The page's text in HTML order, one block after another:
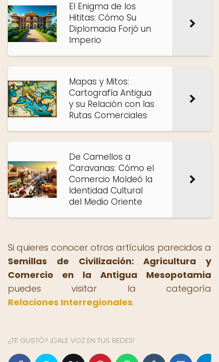
El Enigma de los
Hititas: Cómo Su
Diplomacia Forjó un
Imperio
Mapas y Mitos:
Cartografía Antigua
y su Relación con las
Rutas Comerciales
De Camellos a
Caravanas: Cómo el
Comercio Moldeó la
Identidad Cultural
del Medio Oriente
Si quieres conocer otros artículos parecidos a
Semillas de Civilización: Agricultura y
Comercio en la Antigua Mesopotamia
puedes visitar la categoría
Relaciones Interregionales.
¿TE GUSTÓ? ¡DALE VOZ EN TUS REDES!